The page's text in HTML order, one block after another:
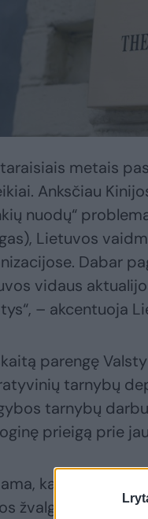
metais
Anksčiau
nuodų“
Lietuvos
Dabar
vidaus
– akcentuoja
parengę
tarnybų
tarnybų
prieigą prie
kad tokiems
žvalgybai,